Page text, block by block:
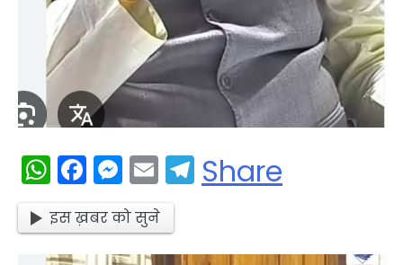
WhatsApp
Facebook
Messenger
EmailTelegram
Share
इस ख़बर को सुने